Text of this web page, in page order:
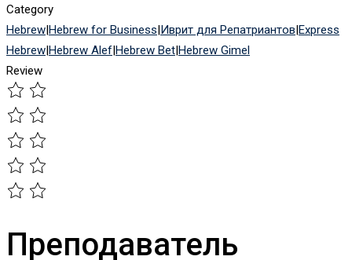
Category
Hebrew|Hebrew for Business|Иврит для Репатриантов|Express
Hebrew|Hebrew Alef|Hebrew Bet|Hebrew Gimel
Review
Преподаватель